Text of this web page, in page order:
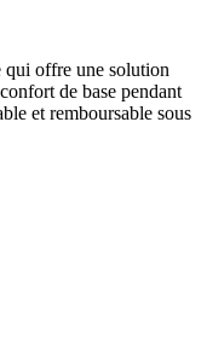
qui offre une solution
de base pendant
et remboursable sous